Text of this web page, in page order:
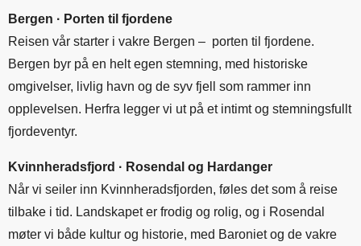
Bergen · Porten til fjordene
Reisen vår starter i vakre Bergen – porten til fjordene.
Bergen byr på en helt egen stemning, med historiske
omgivelser, livlig havn og de syv fjell som rammer inn
opplevelsen. Herfra legger vi ut på et intimt og stemningsfullt
fjordeventyr.
Kvinnheradsfjord · Rosendal og Hardanger
Når vi seiler inn Kvinnheradsfjorden, føles det som å reise
tilbake i tid. Landskapet er frodig og rolig, og i Rosendal
møter vi både kultur og historie, med Baroniet og de vakre